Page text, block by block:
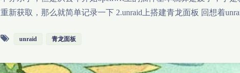
重新获取，那么就简单记录一下 2.unraid上搭建青龙面板 回想着
unraid 青龙面板